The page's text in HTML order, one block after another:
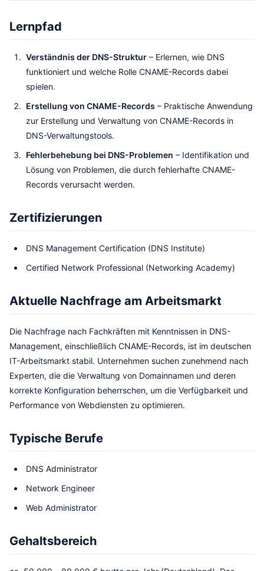
Lernpfad
Verständnis der DNS-Struktur – Erlernen, wie DNS
funktioniert und welche Rolle CNAME-Records dabei
spielen.
Erstellung von CNAME-Records – Praktische Anwendung
zur Erstellung und Verwaltung von CNAME-Records in
DNS-Verwaltungstools.
Fehlerbehebung bei DNS-Problemen – Identifikation und
Lösung von Problemen, die durch fehlerhafte CNAME-
Records verursacht werden.
Zertifizierungen
DNS Management Certification (DNS Institute)
Certified Network Professional (Networking Academy)
Aktuelle Nachfrage am Arbeitsmarkt
Die Nachfrage nach Fachkräften mit Kenntnissen in DNS-
Management, einschließlich CNAME-Records, ist im deutschen
IT-Arbeitsmarkt stabil. Unternehmen suchen zunehmend nach
Experten, die die Verwaltung von Domainnamen und deren
korrekte Konfiguration beherrschen, um die Verfügbarkeit und
Performance von Webdiensten zu optimieren.
Typische Berufe
DNS Administrator
Network Engineer
Web Administrator
Gehaltsbereich